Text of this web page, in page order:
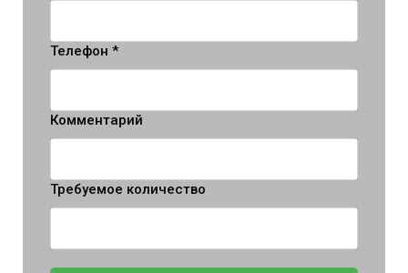
Телефон *
Комментарий
Требуемое количество